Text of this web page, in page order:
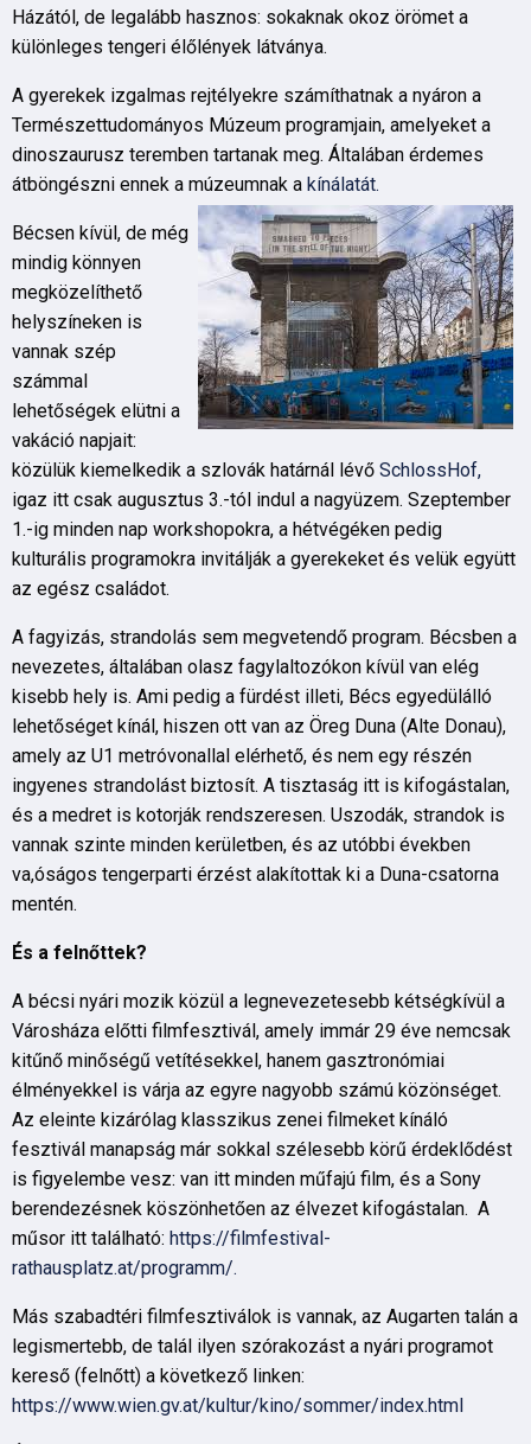
Házától, de legalább hasznos: sokaknak okoz örömet a
különleges tengeri élőlények látványa.
A gyerekek izgalmas rejtélyekre számíthatnak a nyáron a
Természettudományos Múzeum programjain, amelyeket a
dinoszaurusz teremben tartanak meg. Általában érdemes
átböngészni ennek a múzeumnak a kínálatát.
Bécsen kívül, de még
mindig könnyen
megközelíthető
helyszíneken is
vannak szép
számmal
lehetőségek elütni a
vakáció napjait:
közülük kiemelkedik a szlovák határnál lévő SchlossHof,
igaz itt csak augusztus 3.-tól indul a nagyüzem. Szeptember
1.-ig minden nap workshopokra, a hétvégéken pedig
kulturális programokra invitálják a gyerekeket és velük együtt
az egész családot.
A fagyizás, strandolás sem megvetendő program. Bécsben a
nevezetes, általában olasz fagylaltozókon kívül van elég
kisebb hely is. Ami pedig a fürdést illeti, Bécs egyedülálló
lehetőséget kínál, hiszen ott van az Öreg Duna (Alte Donau),
amely az U1 metróvonallal elérhető, és nem egy részén
ingyenes strandolást biztosít. A tisztaság itt is kifogástalan,
és a medret is kotorják rendszeresen. Uszodák, strandok is
vannak szinte minden kerületben, és az utóbbi években
va,óságos tengerparti érzést alakítottak ki a Duna-csatorna
mentén.
És a felnőttek?
A bécsi nyári mozik közül a legnevezetesebb kétségkívül a
Városháza előtti filmfesztivál, amely immár 29 éve nemcsak
kitűnő minőségű vetítésekkel, hanem gasztronómiai
élményekkel is várja az egyre nagyobb számú közönséget.
Az eleinte kizárólag klasszikus zenei filmeket kínáló
fesztivál manapság már sokkal szélesebb körű érdeklődést
is figyelembe vesz: van itt minden műfajú film, és a Sony
berendezésnek köszönhetően az élvezet kifogástalan. A
műsor itt található: https://filmfestival-
rathausplatz.at/programm/.
Más szabadtéri filmfesztiválok is vannak, az Augarten talán a
legismertebb, de talál ilyen szórakozást a nyári programot
kereső (felnőtt) a következő linken:
https://www.wien.gv.at/kultur/kino/sommer/index.html